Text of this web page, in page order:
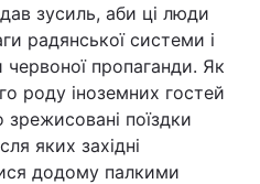
зусиль, аби ці люди
радянської системи і
пропаганди. Як
роду іноземних гостей
поїздки
яких західні
додому палкими